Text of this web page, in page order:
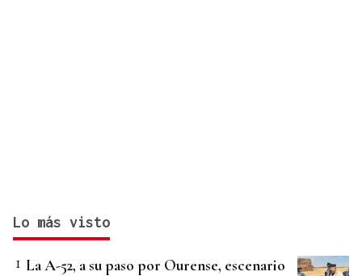
Lo más visto
La A-52, a su paso por Ourense, escenario